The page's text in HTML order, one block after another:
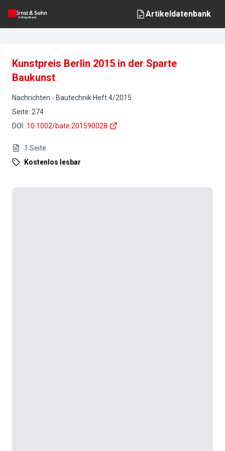
Artikeldatenbank
Kunstpreis Berlin 2015 in der Sparte
Baukunst
Nachrichten - Bautechnik Heft4/2015
Seite: 274
DOI : 10.1002/bate.201590028
1 Seite
Kostenlos lesbar